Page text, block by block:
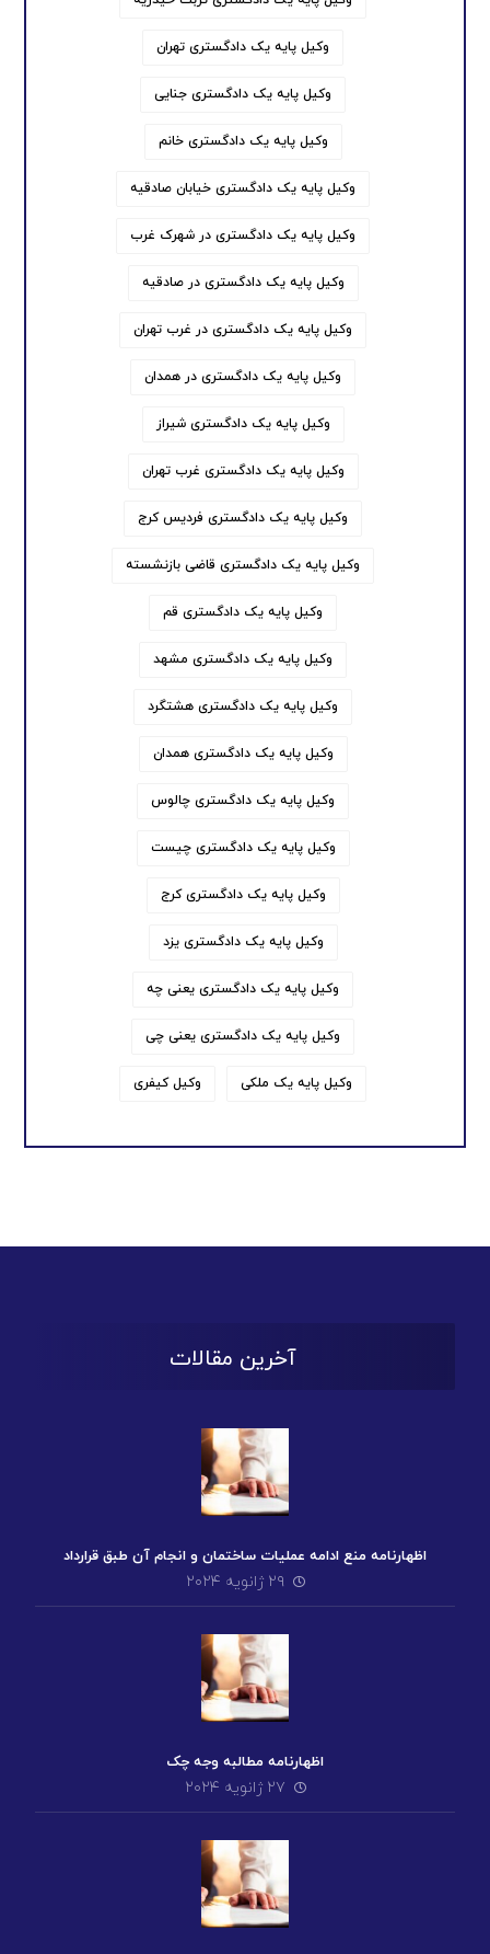
وکیل پایه یک دادگستری تهران
وکیل پایه یک دادگستری جنایی
وکیل پایه یک دادگستری خانم
وکیل پایه یک دادگستری خیابان صادقیه
وکیل پایه یک دادگستری در شهرک غرب
وکیل پایه یک دادگستری در صادقیه
وکیل پایه یک دادگستری در غرب تهران
وکیل پایه یک دادگستری در همدان
وکیل پایه یک دادگستری شیراز
وکیل پایه یک دادگستری غرب تهران
وکیل پایه یک دادگستری فردیس کرج
وکیل پایه یک دادگستری قاضی بازنشسته
وکیل پایه یک دادگستری قم
وکیل پایه یک دادگستری مشهد
وکیل پایه یک دادگستری هشتگرد
وکیل پایه یک دادگستری همدان
وکیل پایه یک دادگستری چالوس
وکیل پایه یک دادگستری چیست
وکیل پایه یک دادگستری کرج
وکیل پایه یک دادگستری یزد
وکیل پایه یک دادگستری یعنی چه
وکیل پایه یک دادگستری یعنی چی
وکیل پایه یک ملکی وکیل کیفری
آخرین مقالات
اظهارنامه منع ادامه عملیات ساختمان و انجام آن طبق قرارداد
۲۹ ژانویه ۲۰۲۴
اظهارنامه مطالبه وجه چک
۲۷ ژانویه ۲۰۲۴